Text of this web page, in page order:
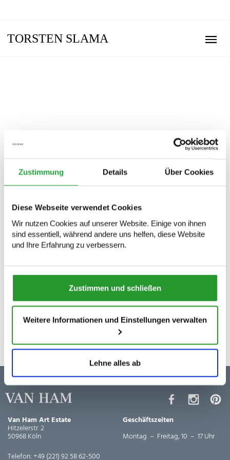
Zustimmung Details Über Cookies
Diese Webseite verwendet Cookies
Wir nutzen Cookies auf unserer Website. Einige von ihnen
sind essentiell, während andere uns helfen, diese Website
und Ihre Erfahrung zu verbessern.
Zustimmen und schließen
Weitere Informationen und Einstellungen verwalten
Lehne alles ab
TORSTEN SLAMA
Van Ham Art Estate
Hitzelerstr. 2
50968 Köln
Telefon: +49 (221) 92 58 62-500
Geschäftszeiten
Montag – Freitag, 10 – 17 Uhr